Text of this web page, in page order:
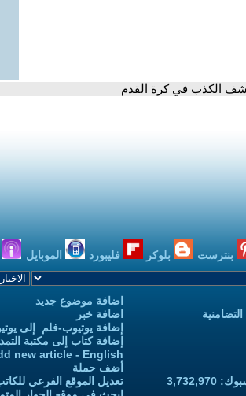
كشف الكذب في كرة القدم
بنترست بلوكر فليبورد الموبايل
اضافة موضوع جديد
اضافة خبر
إضافة يوتيوب-فلم إلى
إضافة كتاب إلى مكتبة
new article - English
أضف حملة
تعديل الموقع الفرعي